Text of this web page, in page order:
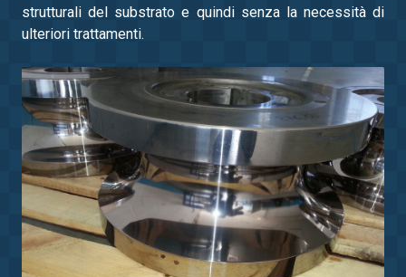
strutturali del substrato e quindi senza la necessità di
ulteriori trattamenti.